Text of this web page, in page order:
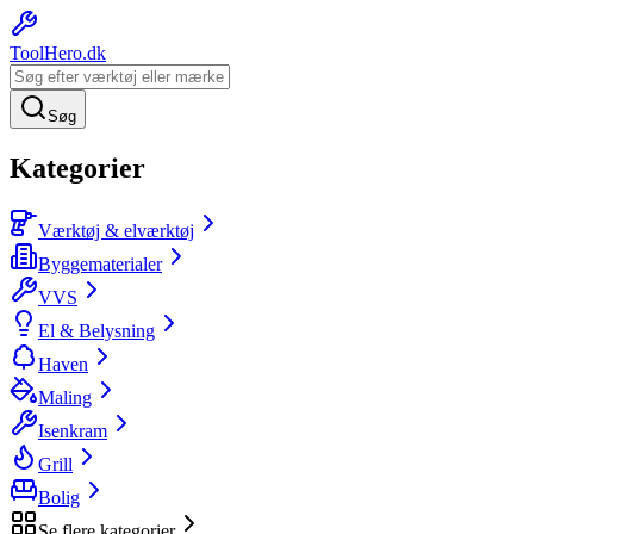
ToolHero.dk
Søg
Kategorier
Værktøj & elværktøj
Byggematerialer
VVS
El & Belysning
Haven
Maling
Isenkram
Grill
Bolig